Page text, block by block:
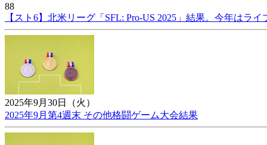
88
【スト6】北米リーグ「SFL: Pro-US 2025」結果。今年はライ
2025年9月30日（火）
2025年9月第4週末 その他格闘ゲーム大会結果